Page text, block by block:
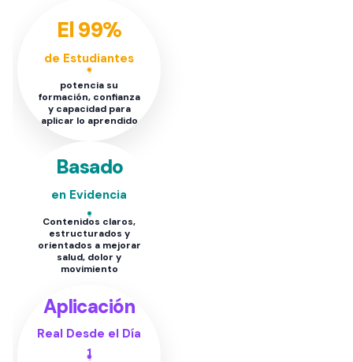
El 99%
de Estudiantes
potencia su
formación, confianza
y capacidad para
aplicar lo aprendido
Basado
en Evidencia
Contenidos claros,
estructurados y
orientados a mejorar
salud, dolor y
movimiento
Aplicación
Real Desde el Día
1